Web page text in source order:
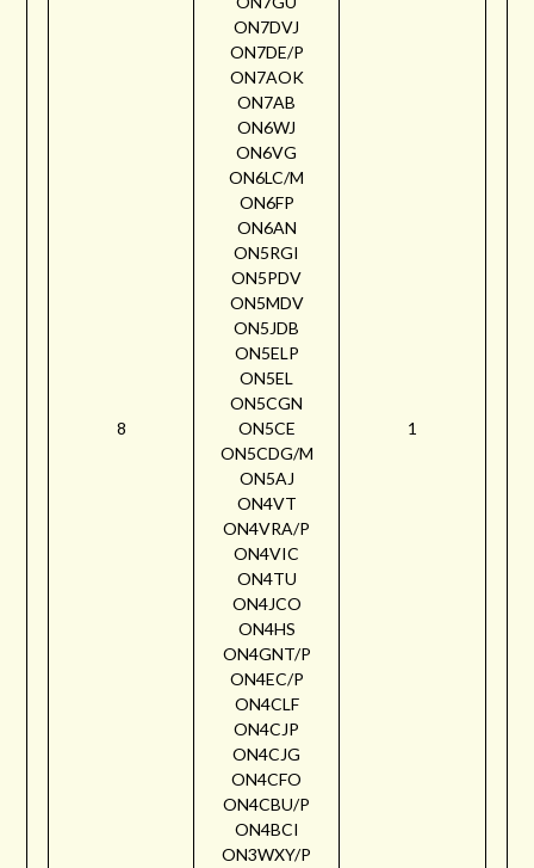
8
ON7DVJ
ON7DE/P
ON7AOK
ON7AB
ON6WJ
ON6VG
ON6LC/M
ON6FP
ON6AN
ON5RGI
ON5PDV
ON5MDV
ON5JDB
ON5ELP
ON5EL
ON5CGN
ON5CE
ON5CDG/M
ON5AJ
ON4VT
ON4VRA/P
ON4VIC
ON4TU
ON4JCO
ON4HS
ON4GNT/P
ON4EC/P
ON4CLF
ON4CJP
ON4CJG
ON4CFO
ON4CBU/P
ON4BCI
ON3WXY/P
1